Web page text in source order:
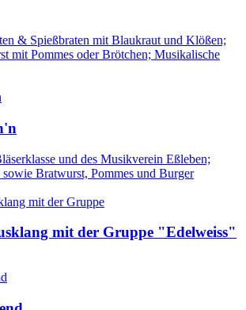
& Spießbraten mit Blaukraut und Klößen;
mit Pommes oder Brötchen; Musikalische
und des Musikverein Eßleben;
Bratwurst, Pommes und Burger
mit der Gruppe "Edelweiss"